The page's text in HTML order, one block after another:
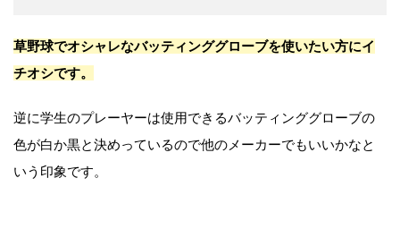
草野球でオシャレなバッティンググローブを使いたい方にイ
チオシです。
逆に学生のプレーヤーは使用できるバッティンググローブの
色が白か黒と決めっているので他のメーカーでもいいかなと
いう印象です。